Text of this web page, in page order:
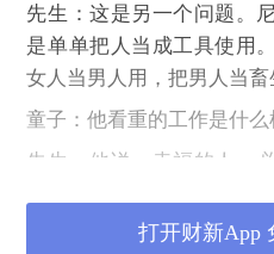
先生：这是另一个问题。
是单单把人当成工具使用
女人当男人用，把男人当畜
童子：他看重的工作是什么
先生：他说，幸福的人，
童子：他们只做自己喜欢
打开财新App